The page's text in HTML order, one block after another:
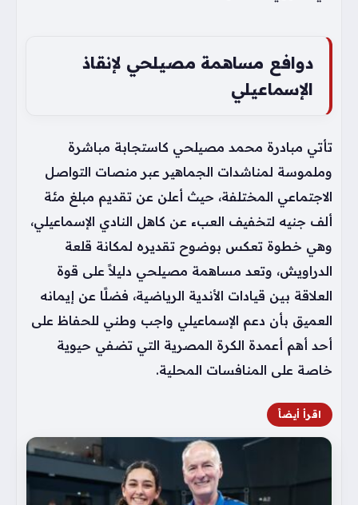
دوافع مساهمة مصيلحي لإنقاذ
الإسماعيلي
تأتي مبادرة محمد مصيلحي كاستجابة مباشرة
وملموسة لمناشدات الجماهير عبر منصات التواصل
الاجتماعي المختلفة، حيث أعلن عن تقديم مبلغ مئة
ألف جنيه لتخفيف العبء عن كاهل النادي الإسماعيلي،
وهي خطوة تعكس بوضوح تقديره لمكانة قلعة
الدراويش، وتعد مساهمة مصيلحي دليلاً على قوة
العلاقة بين قيادات الأندية الرياضية، فضلًا عن إيمانه
العميق بأن دعم الإسماعيلي واجب وطني للحفاظ على
أحد أهم أعمدة الكرة المصرية التي تضفي حيوية
خاصة على المنافسات المحلية.
اقرأ أيضاً